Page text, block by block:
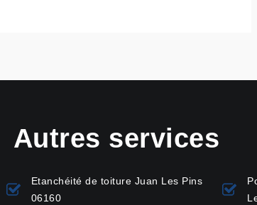
Autres services
Etanchéité de toiture Juan Les Pins
06160